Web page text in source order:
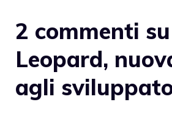
2 commenti
Leopard,
agli